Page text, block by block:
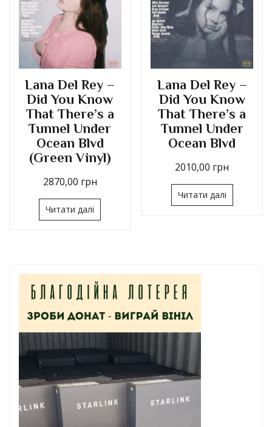
Lana Del Rey –
Did You Know
That There’s a
Tunnel Under
Ocean Blvd
(Green Vinyl)
2870,00 грн
Читати далі
Lana Del Rey –
Did You Know
That There’s a
Tunnel Under
Ocean Blvd
2010,00 грн
Читати далі